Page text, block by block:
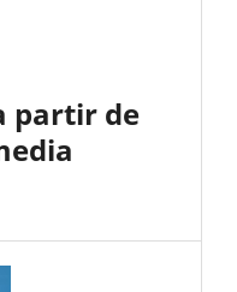
partir de